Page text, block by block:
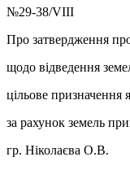
№29-38/VIII
Про затвердження
щодо відведення
цільове призначення
за рахунок земель
гр. Ніколаєва О.В.